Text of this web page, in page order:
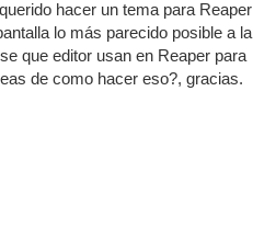
hacer un tema para Reaper
lo más parecido posible a la
que editor usan en Reaper para
de como hacer eso?, gracias.